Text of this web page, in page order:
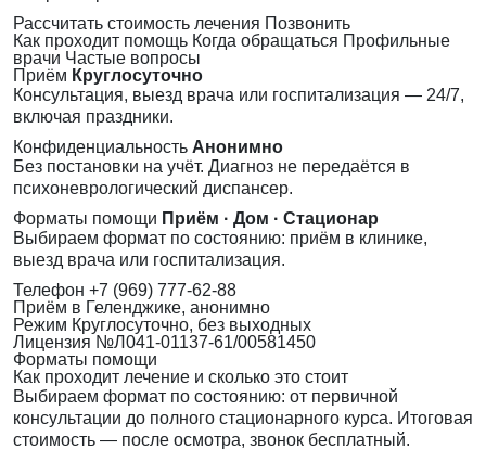
Рассчитать стоимость лечения Позвонить
Как проходит помощь Когда обращаться Профильные
врачи Частые вопросы
Приём Круглосуточно
Консультация, выезд врача или госпитализация — 24/7,
включая праздники.
Конфиденциальность Анонимно
Без постановки на учёт. Диагноз не передаётся в
психоневрологический диспансер.
Форматы помощи Приём · Дом · Стационар
Выбираем формат по состоянию: приём в клинике,
выезд врача или госпитализация.
Телефон +7 (969) 777-62-88
Приём в Геленджике, анонимно
Режим Круглосуточно, без выходных
Лицензия №Л041-01137-61/00581450
Форматы помощи
Как проходит лечение и сколько это стоит
Выбираем формат по состоянию: от первичной
консультации до полного стационарного курса. Итоговая
стоимость — после осмотра, звонок бесплатный.